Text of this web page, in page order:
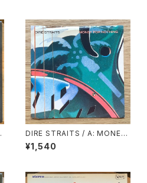
DIRE STRAITS / A: MONEY
FOR NOTHING / B: LOVE O
VER GOLD (LIVE)
¥1,540